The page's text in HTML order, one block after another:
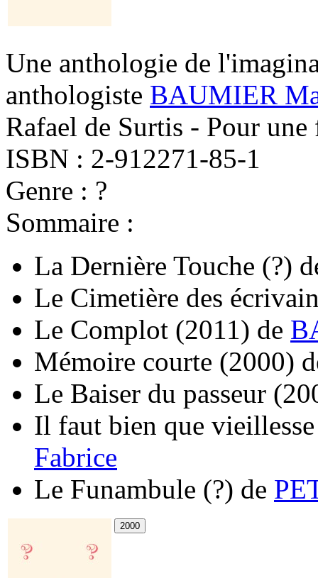
Une anthologie de
anthologiste BAUMIER
Rafael de Surtis - Pour
ISBN : 2-912271-85-1
Genre : ?
Sommaire :
La Dernière Touche (?)
Le Cimetière des
Le Complot (2011) de
Mémoire courte (2000)
Le Baiser du passeur
Il faut bien que vieillesse
Fabrice
Le Funambule (?) de